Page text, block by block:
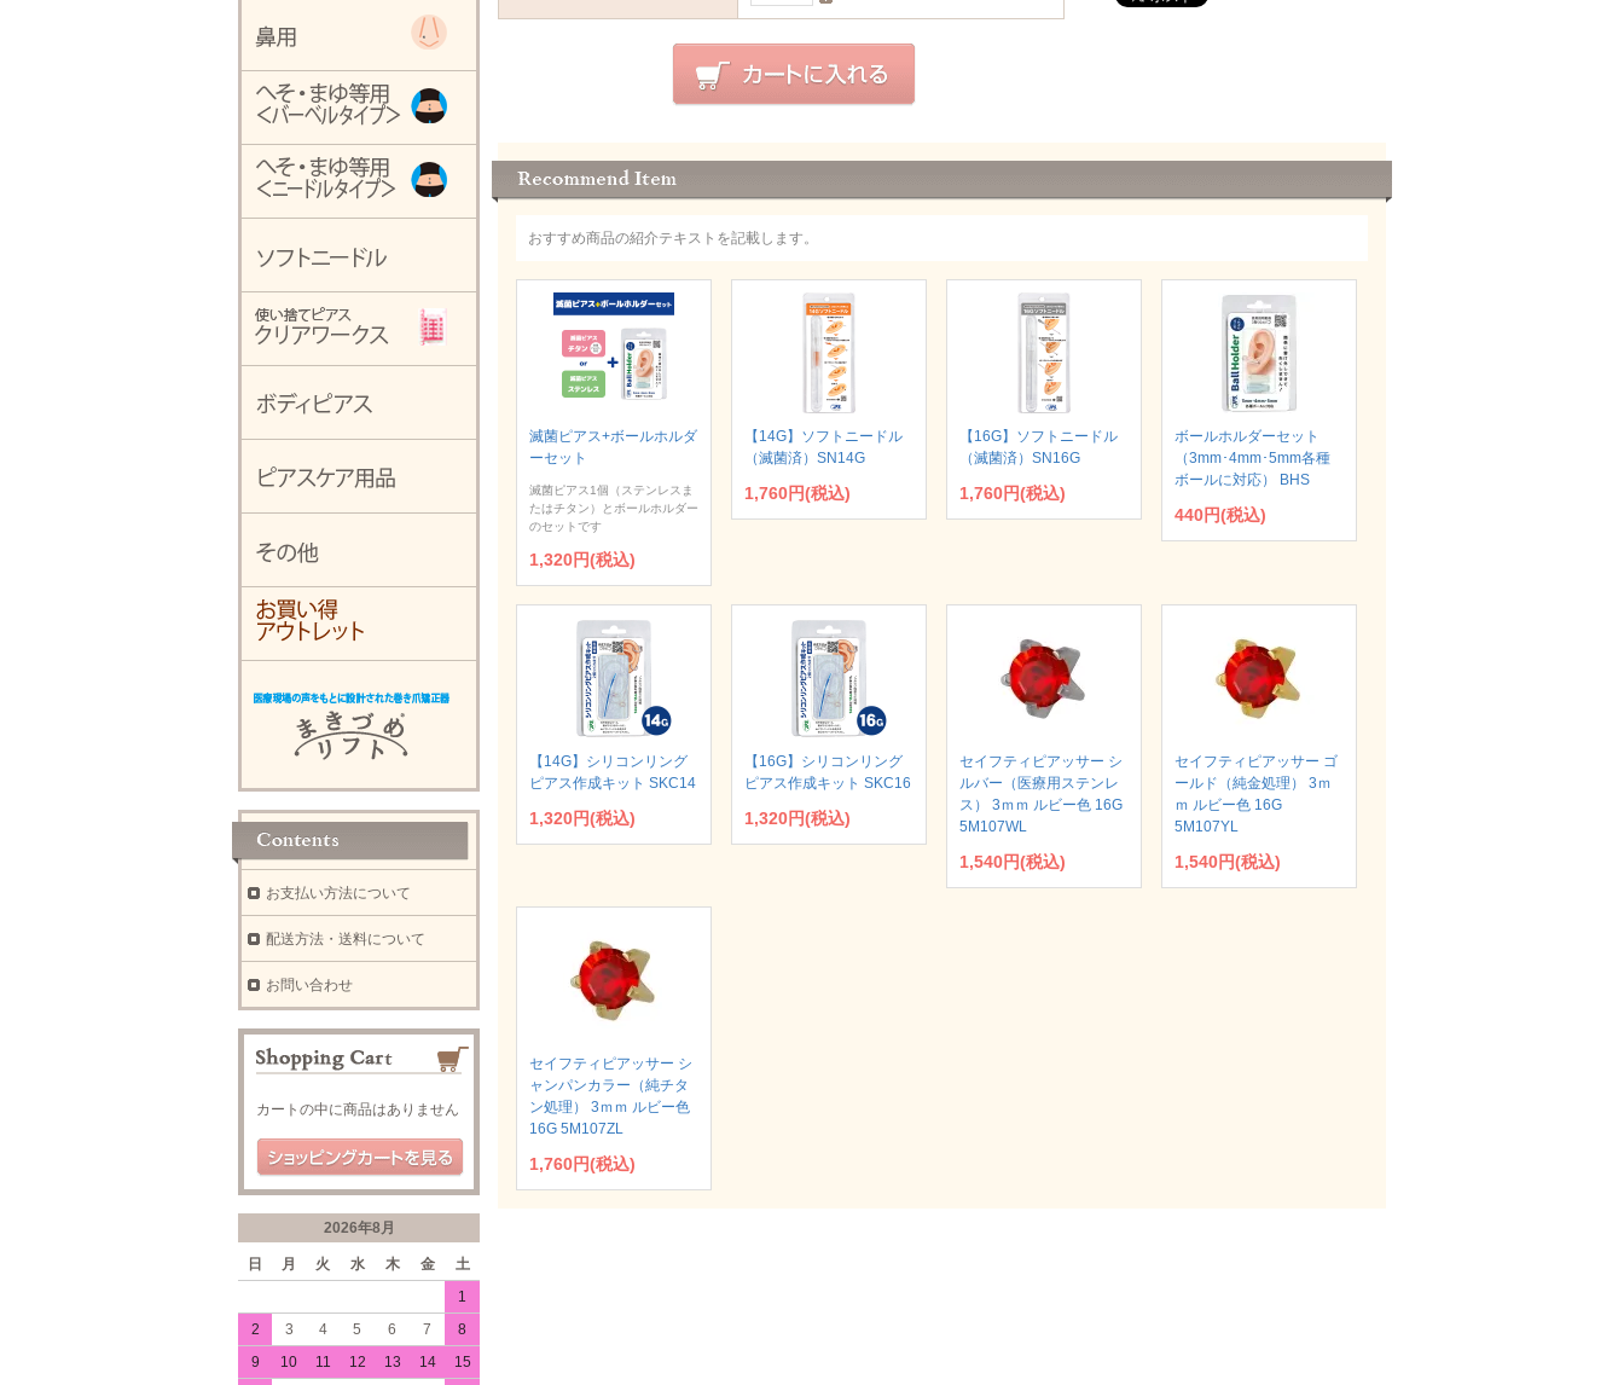
おすすめ商品の紹介テキストを記載します。
滅菌ピアス+ボールホルダ
ーセット
滅菌ピアス1個（ステンレスま
たはチタン）とボールホルダー
のセットです
1,320円(税込)
【14G】ソフトニードル
（滅菌済）SN14G
1,760円(税込)
【16G】ソフトニードル
（滅菌済）SN16G
1,760円(税込)
ボールホルダーセット
（3mm･4mm･5mm各種
ボールに対応） BHS
440円(税込)
【14G】シリコンリング
ピアス作成キット SKC14
1,320円(税込)
【16G】シリコンリング
ピアス作成キット SKC16
1,320円(税込)
セイフティピアッサー シ
ルバー（医療用ステンレ
ス） 3ｍｍ ルビー色 16G
5M107WL
1,540円(税込)
セイフティピアッサー ゴ
ールド（純金処理） 3ｍ
ｍ ルビー色 16G
5M107YL
1,540円(税込)
セイフティピアッサー シ
ャンパンカラー（純チタ
ン処理） 3ｍｍ ルビー色
16G 5M107ZL
1,760円(税込)
お支払い方法について
配送方法・送料について
お問い合わせ
カートの中に商品はありません
2026年8月
日 月 火 水 木 金
土
1
2
3 4 5 6 7
8
9
10 11 12 13 14
15